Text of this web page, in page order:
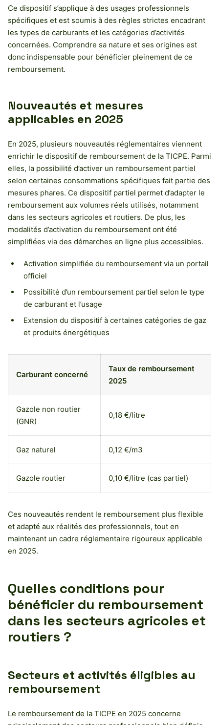
Ce dispositif s’applique à des usages professionnels
spécifiques et est soumis à des règles strictes encadrant
les types de carburants et les catégories d’activités
concernées. Comprendre sa nature et ses origines est
donc indispensable pour bénéficier pleinement de ce
remboursement.
Nouveautés et mesures
applicables en 2025
En 2025, plusieurs nouveautés réglementaires viennent
enrichir le dispositif de remboursement de la TICPE. Parmi
elles, la possibilité d’activer un remboursement partiel
selon certaines consommations spécifiques fait partie des
mesures phares. Ce dispositif partiel permet d’adapter le
remboursement aux volumes réels utilisés, notamment
dans les secteurs agricoles et routiers. De plus, les
modalités d’activation du remboursement ont été
simplifiées via des démarches en ligne plus accessibles.
Activation simplifiée du remboursement via un portail
officiel
Possibilité d’un remboursement partiel selon le type
de carburant et l’usage
Extension du dispositif à certaines catégories de gaz
et produits énergétiques
Carburant concerné
Taux de remboursement
2025
Gazole non routier
(GNR)
0,18 €/litre
Gaz naturel 0,12 €/m3
Gazole routier 0,10 €/litre (cas partiel)
Ces nouveautés rendent le remboursement plus flexible
et adapté aux réalités des professionnels, tout en
maintenant un cadre réglementaire rigoureux applicable
en 2025.
Quelles conditions pour
bénéficier du remboursement
dans les secteurs agricoles et
routiers ?
Secteurs et activités éligibles au
remboursement
Le remboursement de la TICPE en 2025 concerne